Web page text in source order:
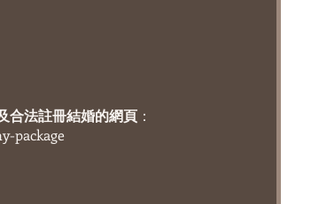
合法註冊結婚的網頁 ：
package